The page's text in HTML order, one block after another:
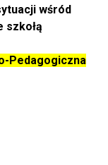
wśród
szkołą
Pedagogiczna